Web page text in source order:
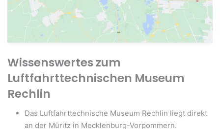
Wissenswertes zum
Luftfahrttechnischen Museum
Rechlin
Das Luftfahrttechnische Museum Rechlin liegt direkt
an der Müritz in Mecklenburg-Vorpommern.